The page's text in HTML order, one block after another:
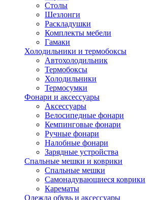
Столы
Шезлонги
Раскладушки
Комплекты мебели
Гамаки
Холодильники и термобоксы
Автохолодильник
Термобоксы
Холодильники
Термосумки
Фонари и аксессуары
Аксессуары
Велосипедные фонари
Кемпинговые фонари
Ручные фонари
Налобные фонари
Зарядные устройства
Спальные мешки и коврики
Спальные мешки
Самонадувающиеся коврики
Карематы
Одежда обувь и аксессуары